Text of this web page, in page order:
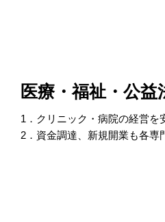
医療・福祉・公
1．クリニック・病院の経営
2．資金調達、新規開業も各専